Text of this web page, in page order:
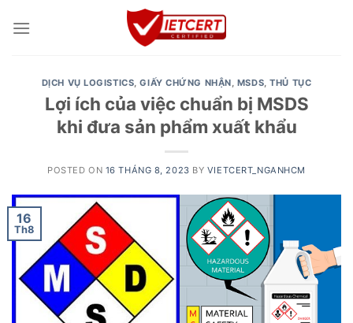
DỊCH VỤ LOGISTICS,GIẤY CHỨNG NHẬN, MSDS,THỦ TỤC
Lợi ích của việc chuẩn bị MSDS
khi đưa sản phẩm xuất khẩu
POSTED ON 16 THÁNG 8, 2023 BY VIETCERT_NGANHCM
16
Th8